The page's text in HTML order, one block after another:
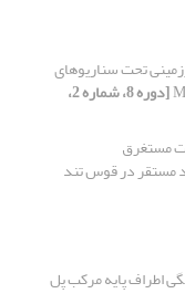
تحت سناریوهای
[دوره 8، شماره 2،
مستغرق
مستقر در قوس تند
اطراف پایه مرکب پل